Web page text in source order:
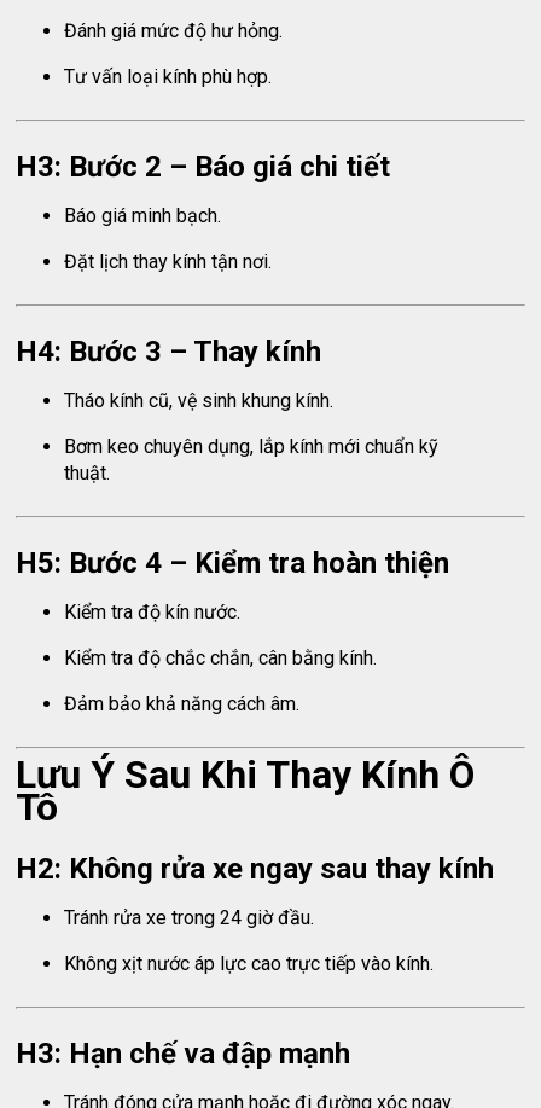
Đánh giá mức độ hư hỏng.
Tư vấn loại kính phù hợp.
H3: Bước 2 – Báo giá chi tiết
Báo giá minh bạch.
Đặt lịch thay kính tận nơi.
H4: Bước 3 – Thay kính
Tháo kính cũ, vệ sinh khung kính.
Bơm keo chuyên dụng, lắp kính mới chuẩn kỹ
thuật.
H5: Bước 4 – Kiểm tra hoàn thiện
Kiểm tra độ kín nước.
Kiểm tra độ chắc chắn, cân bằng kính.
Đảm bảo khả năng cách âm.
Lưu Ý Sau Khi Thay Kính Ô
Tô
H2: Không rửa xe ngay sau thay kính
Tránh rửa xe trong 24 giờ đầu.
Không xịt nước áp lực cao trực tiếp vào kính.
H3: Hạn chế va đập mạnh
Tránh đóng cửa mạnh hoặc đi đường xóc ngay.